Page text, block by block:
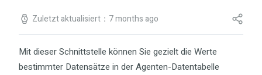
Zuletzt aktualisiert：7 months ago
Mit dieser Schnittstelle können Sie gezielt die Werte
bestimmter Datensätze in der Agenten-Datentabelle